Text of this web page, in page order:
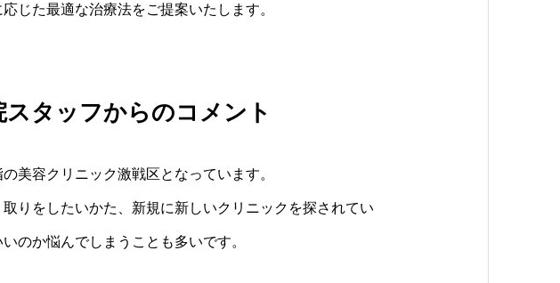
じた最適な治療法をご提案いたします。
タッフからのコメント
美容クリニック激戦区となっています。
りをしたいかた、新規に新しいクリニックを探されてい
のか悩んでしまうことも多いです。